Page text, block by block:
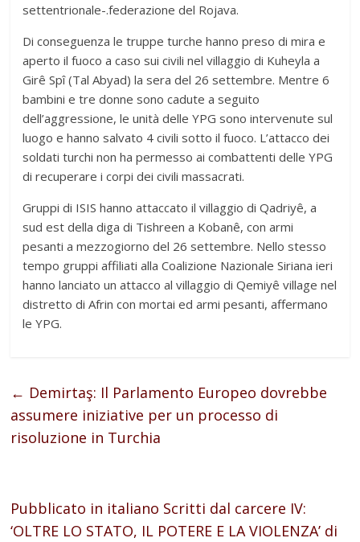
settentrionale-.federazione del Rojava.
Di conseguenza le truppe turche hanno preso di mira e
aperto il fuoco a caso sui civili nel villaggio di Kuheyla a
Girê Spî (Tal Abyad) la sera del 26 settembre. Mentre 6
bambini e tre donne sono cadute a seguito
dell’aggressione, le unità delle YPG sono intervenute sul
luogo e hanno salvato 4 civili sotto il fuoco. L’attacco dei
soldati turchi non ha permesso ai combattenti delle YPG
di recuperare i corpi dei civili massacrati.
Gruppi di ISIS hanno attaccato il villaggio di Qadriyê, a
sud est della diga di Tishreen a Kobanê, con armi
pesanti a mezzogiorno del 26 settembre. Nello stesso
tempo gruppi affiliati alla Coalizione Nazionale Siriana ieri
hanno lanciato un attacco al villaggio di Qemiyê village nel
distretto di Afrin con mortai ed armi pesanti, affermano
le YPG.
← Demirtaş: Il Parlamento Europeo dovrebbe
assumere iniziative per un processo di
risoluzione in Turchia
Pubblicato in italiano Scritti dal carcere IV:
‘OLTRE LO STATO, IL POTERE E LA VIOLENZA’ di